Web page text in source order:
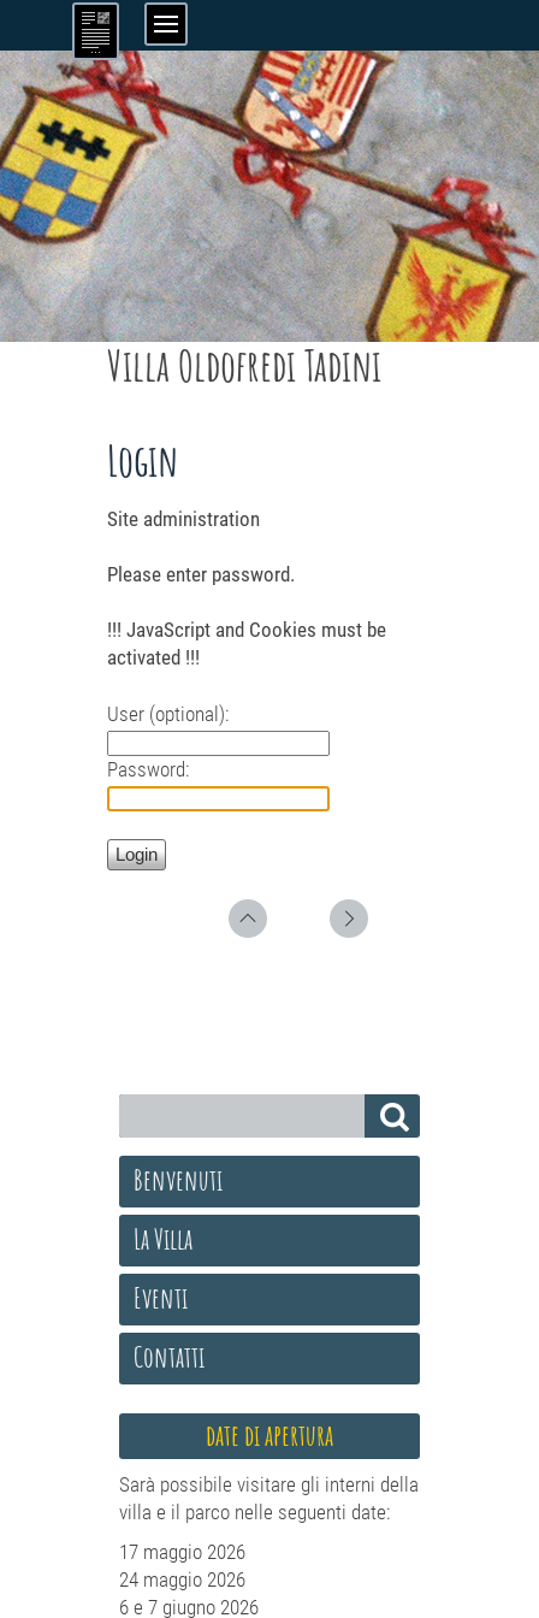
Villa Oldofredi Tadini
Login
Site administration
Please enter password.
!!! JavaScript and Cookies must be
activated !!!
User (optional):
Password:
Benvenuti
La Villa
Eventi
Contatti
date di apertura
Sarà possibile visitare gli interni della
villa e il parco nelle seguenti date:
17 maggio 2026
24 maggio 2026
6 e 7 giugno 2026